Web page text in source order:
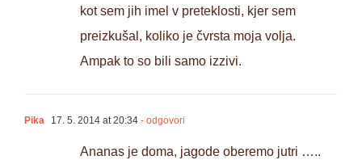
kot sem jih imel v preteklosti, kjer sem
preizkušal, koliko je čvrsta moja volja.
Ampak to so bili samo izzivi.
Pika 17. 5. 2014 at 20:34 - odgovori
Ananas je doma, jagode oberemo jutri …..